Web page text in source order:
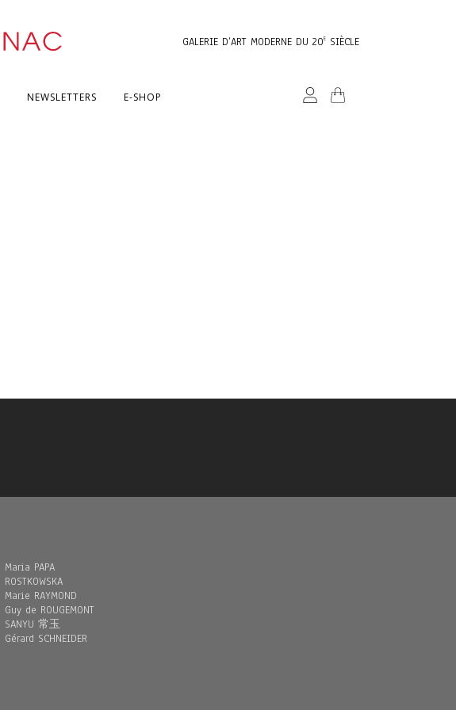
GALERIE D’ART MODERNE DU 20E SIÈCLE
NEWSLETTERS E-SHOP
Maria PAPA
ROSTKOWSKA
Marie RAYMOND
Guy de ROUGEMONT
SANYU 常玉
Gérard SCHNEIDER